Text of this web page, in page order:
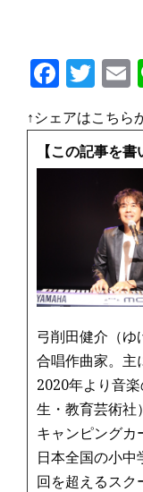
F
c
e
T
w
it
te l
↑シェアはこちら
【この記事を書
弓削田健介（ゆ
合唱作曲家。主
2020年より音
生・教育芸術社
キャンピングカ
日本全国の小
回を超えるスク